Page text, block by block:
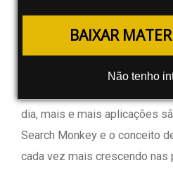
BAIXAR
Não tenho
Olá leitores da Agência
dia, mais e mais aplicações
Search Monkey e o conceito
cada vez mais crescendo nas